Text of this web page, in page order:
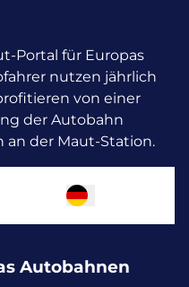
Portal für Europas
nutzen jährlich
von einer
der Autobahn
an der Maut-Station.
Autobahnen